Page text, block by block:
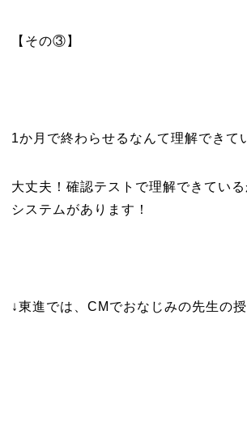
【その③】
1か月で終わらせるなんて理解できて
大丈夫！確認テストで理解できてい
システムがあります！
↓東進では、CMでおなじみの先生の授